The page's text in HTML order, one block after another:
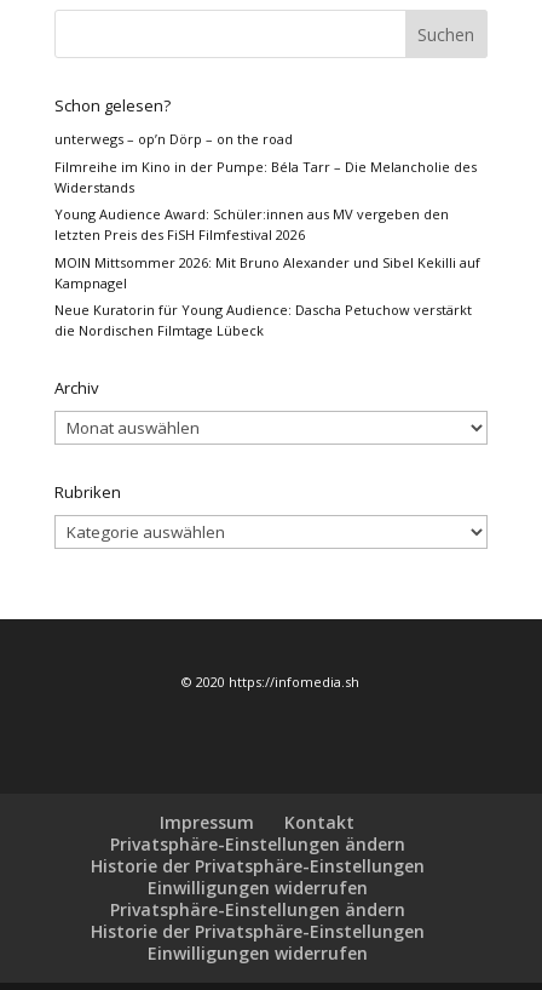
Schon gelesen?
unterwegs – op’n Dörp – on the road
Filmreihe im Kino in der Pumpe: Béla Tarr – Die Melancholie des
Widerstands
Young Audience Award: Schüler:innen aus MV vergeben den
letzten Preis des FiSH Filmfestival 2026
MOIN Mittsommer 2026: Mit Bruno Alexander und Sibel Kekilli auf
Kampnagel
Neue Kuratorin für Young Audience: Dascha Petuchow verstärkt
die Nordischen Filmtage Lübeck
Archiv
Archiv
Rubriken
Rubriken
© 2020 https://infomedia.sh
Impressum
Kontakt
Privatsphäre-Einstellungen ändern
Historie der Privatsphäre-Einstellungen
Einwilligungen widerrufen
Privatsphäre-Einstellungen ändern
Historie der Privatsphäre-Einstellungen
Einwilligungen widerrufen